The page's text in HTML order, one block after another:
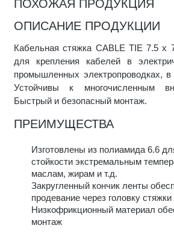
ПОХОЖАЯ ПРОДУКЦИЯ
ОПИСАНИЕ ПРОДУКЦИИ
Кабельная стяжка CABLE TIE 7.5 x
для крепления кабелей в
промышленных электропроводках,
Устойчивы к многочисленным
Быстрый и безопасный монтаж.
ПРЕИМУЩЕСТВА
Изготовлены из полиамида 6.6
стойкости экстремальным
маслам, жирам и т.д.
Закругленный кончик ленты
продевание через головку стяжки
Низкофрикционный материал
монтаж